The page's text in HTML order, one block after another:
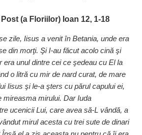
(a Floriilor) Ioan 12, 1-18
zile, Iisus a venit în Betania, unde era
din morţi. Şi I-au făcut acolo cină şi
era unul dintre cei ce şedeau cu El la
o litră cu mir de nard curat, de mare
Iisus şi le-a şters cu părul capului ei,
mireasma mirului. Dar Iuda
ucenicii Lui, care avea să-L vândă, a
mirul acesta cu trei sute de dinari